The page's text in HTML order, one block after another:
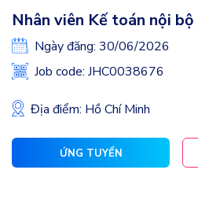
Nhân viên Kế toán nội bộ
Ngày đăng: 30/06/2026
Job code: JHC0038676
Địa điểm: Hồ Chí Minh
ỨNG TUYỂN